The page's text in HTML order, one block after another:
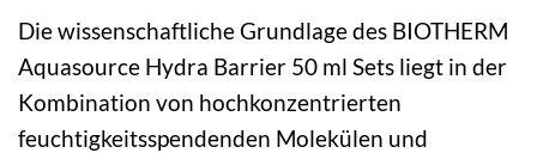
Die wissenschaftliche Grundlage des BIOTHERM
Aquasource Hydra Barrier 50 ml Sets liegt in der
Kombination von hochkonzentrierten
feuchtigkeitsspendenden Molekülen und